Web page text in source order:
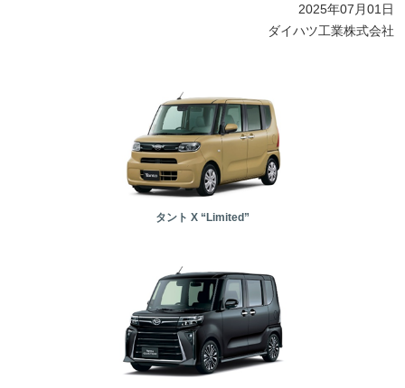
2025年07月01日
ダイハツ工業株式会社
タント X “Limited”